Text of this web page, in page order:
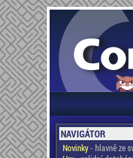
NAVIGÁTOR
Novinky- hlavně ze